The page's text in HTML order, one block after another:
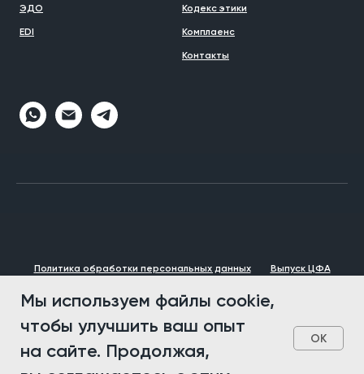
ЭДО
EDI
Кодекс этики
Комплаенс
Контакты
Политика обработки персональных данных
Выпуск ЦФА
Наверх
Мы используем файлы cookie,
чтобы улучшить ваш опыт
на сайте. Продолжая,
OK